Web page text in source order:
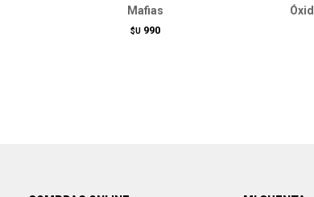
Mafias
$U 990